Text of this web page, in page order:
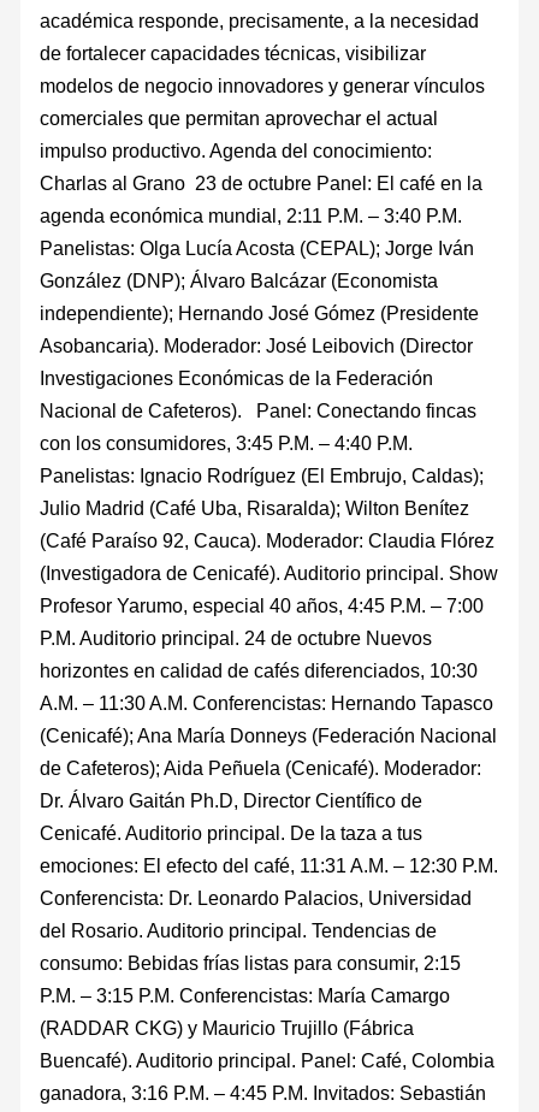
académica responde, precisamente, a la necesidad
de fortalecer capacidades técnicas, visibilizar
modelos de negocio innovadores y generar vínculos
comerciales que permitan aprovechar el actual
impulso productivo. Agenda del conocimiento:
Charlas al Grano 23 de octubre Panel: El café en la
agenda económica mundial, 2:11 P.M. – 3:40 P.M.
Panelistas: Olga Lucía Acosta (CEPAL); Jorge Iván
González (DNP); Álvaro Balcázar (Economista
independiente); Hernando José Gómez (Presidente
Asobancaria). Moderador: José Leibovich (Director
Investigaciones Económicas de la Federación
Nacional de Cafeteros). Panel: Conectando fincas
con los consumidores, 3:45 P.M. – 4:40 P.M.
Panelistas: Ignacio Rodríguez (El Embrujo, Caldas);
Julio Madrid (Café Uba, Risaralda); Wilton Benítez
(Café Paraíso 92, Cauca). Moderador: Claudia Flórez
(Investigadora de Cenicafé). Auditorio principal. Show
Profesor Yarumo, especial 40 años, 4:45 P.M. – 7:00
P.M. Auditorio principal. 24 de octubre Nuevos
horizontes en calidad de cafés diferenciados, 10:30
A.M. – 11:30 A.M. Conferencistas: Hernando Tapasco
(Cenicafé); Ana María Donneys (Federación Nacional
de Cafeteros); Aida Peñuela (Cenicafé). Moderador:
Dr. Álvaro Gaitán Ph.D, Director Científico de
Cenicafé. Auditorio principal. De la taza a tus
emociones: El efecto del café, 11:31 A.M. – 12:30 P.M.
Conferencista: Dr. Leonardo Palacios, Universidad
del Rosario. Auditorio principal. Tendencias de
consumo: Bebidas frías listas para consumir, 2:15
P.M. – 3:15 P.M. Conferencistas: María Camargo
(RADDAR CKG) y Mauricio Trujillo (Fábrica
Buencafé). Auditorio principal. Panel: Café, Colombia
ganadora, 3:16 P.M. – 4:45 P.M. Invitados: Sebastián